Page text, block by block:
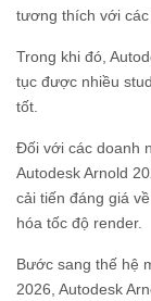
tương thích với các
Trong khi đó,
tục được nhiều
tốt.
Đối với các doanh
Autodesk Arnold
cải tiến đáng giá
hóa tốc độ render.
Bước sang thế hệ
2026, Autodesk